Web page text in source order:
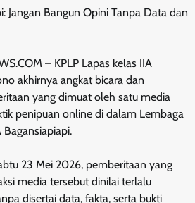
Jangan Bangun Opini Tanpa Data dan
– KPLP Lapas kelas IIA
akhirnya angkat bicara dan
yang dimuat oleh satu media
penipuan online di dalam Lembaga
Bagansiapiapi.
23 Mei 2026, pemberitaan yang
media tersebut dinilai terlalu
disertai data, fakta, serta bukti